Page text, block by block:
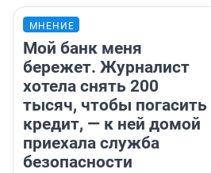
МНЕНИЕ
Мой банк меня
бережет. Журналист
хотела снять 200
тысяч, чтобы погасить
кредит, — к ней домой
приехала служба
безопасности